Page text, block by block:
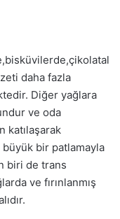
daha fazla
Diğer yağlara
ve oda
katılaşarak
bir patlamayla
biri de trans
ve fırınlanmış